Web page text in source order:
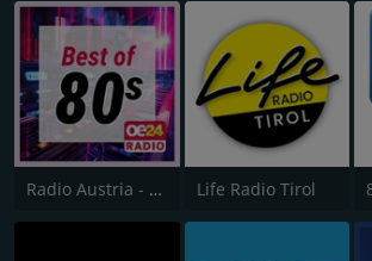
Radio Austria - Best of 80s Life Radio Tirol